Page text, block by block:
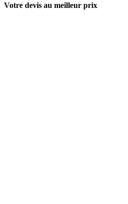
Votre devis au meilleur prix